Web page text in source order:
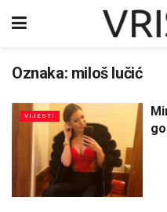
Oznaka: miloš lučić
VIJESTI